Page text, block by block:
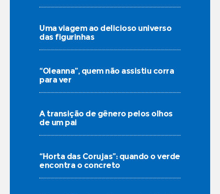
Uma viagem ao delicioso universo
das figurinhas
“Oleanna”, quem não assistiu corra
para ver
A transição de gênero pelos olhos
de um pai
“Horta das Corujas”: quando o verde
encontra o concreto